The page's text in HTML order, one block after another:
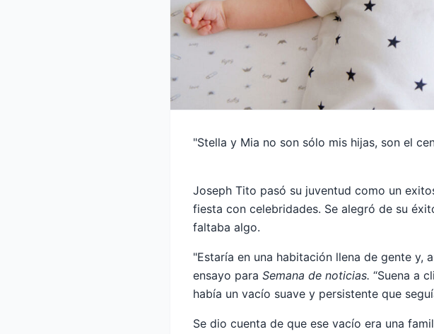
"Stella y Mia no son sólo mis hijas, son el
Joseph Tito pasó su juventud como un
fiesta con celebridades. Se alegró de su
faltaba algo.
"Estaría en una habitación llena de gente y,
ensayo para Semana de noticias. “Suena a
había un vacío suave y persistente que
Se dio cuenta de que ese vacío era una